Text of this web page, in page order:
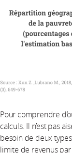
Pour comprendre
calculs. Il n’est pas
besoin de deux
limite de revenus